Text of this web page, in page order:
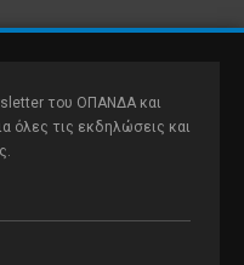
του ΟΠΑΝΔΑ και
όλες τις εκδηλώσεις και